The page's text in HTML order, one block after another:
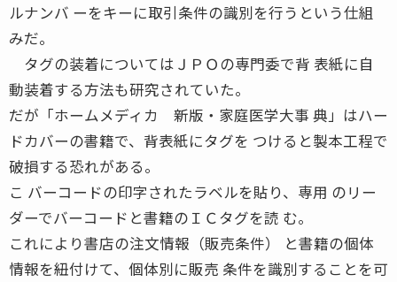
ルナンバ ーをキーに取引条件の識別を行うという仕組
みだ。
タグの装着についてはＪＰＯの専門委で背 表紙に自
動装着する方法も研究されていた。
だが「ホームメディカ 新版・家庭医学大事 典」はハー
ドカバーの書籍で、背表紙にタグを つけると製本工程で
破損する恐れがある。
こ バーコードの印字されたラベルを貼り、専用 のリー
ダーでバーコードと書籍のＩＣタグを読 む。
これにより書店の注文情報（販売条件） と書籍の個体
情報を紐付けて、個体別に販売 条件を識別することを可